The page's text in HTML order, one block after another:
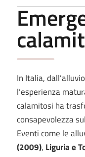
In Italia,
l’esperienza
calamitosi ha
consapevolezza
Eventi come le
(2009), Liguria e